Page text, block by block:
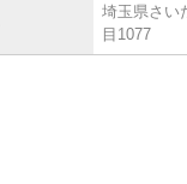
埼玉県さい
目1077